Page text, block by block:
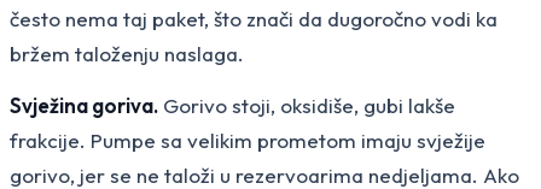
često nema taj paket, što znači da dugoročno vodi ka
bržem taloženju naslaga.
Svježina goriva. Gorivo stoji, oksidiše, gubi lakše
frakcije. Pumpe sa velikim prometom imaju svježije
gorivo, jer se ne taloži u rezervoarima nedjeljama. Ako